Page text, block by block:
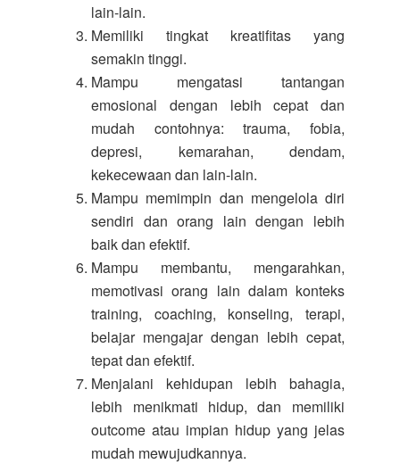
lain-lain.
Memiliki tingkat kreatifitas yang
semakin tinggi.
Mampu mengatasi tantangan
emosional dengan lebih cepat dan
mudah contohnya: trauma, fobia,
depresi, kemarahan, dendam,
kekecewaan dan lain-lain.
Mampu memimpin dan mengelola diri
sendiri dan orang lain dengan lebih
baik dan efektif.
Mampu membantu, mengarahkan,
memotivasi orang lain dalam konteks
training, coaching, konseling, terapi,
belajar mengajar dengan lebih cepat,
tepat dan efektif.
Menjalani kehidupan lebih bahagia,
lebih menikmati hidup, dan memiliki
outcome atau impian hidup yang jelas
mudah mewujudkannya.